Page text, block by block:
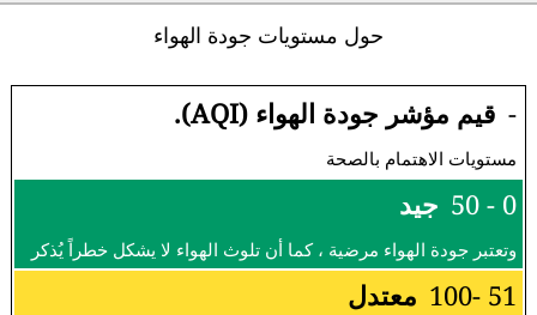
حول مستويات جودة الهواء
- قيم مؤشر جودة الهواء (AQI).
مستويات الاهتمام بالصحة
0 - 50 جيد
وتعتبر جودة الهواء مرضية ، كما أن تلوث الهواء لا يشكل خطراً يُذكر
51 -100 معتدل